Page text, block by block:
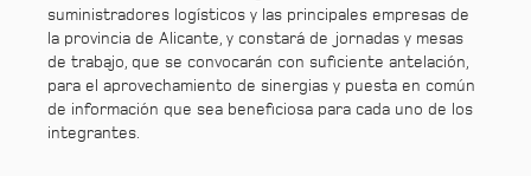
suministradores logísticos y las principales empresas de
la provincia de Alicante, y constará de jornadas y mesas
de trabajo, que se convocarán con suficiente antelación,
para el aprovechamiento de sinergias y puesta en común
de información que sea beneficiosa para cada uno de los
integrantes.